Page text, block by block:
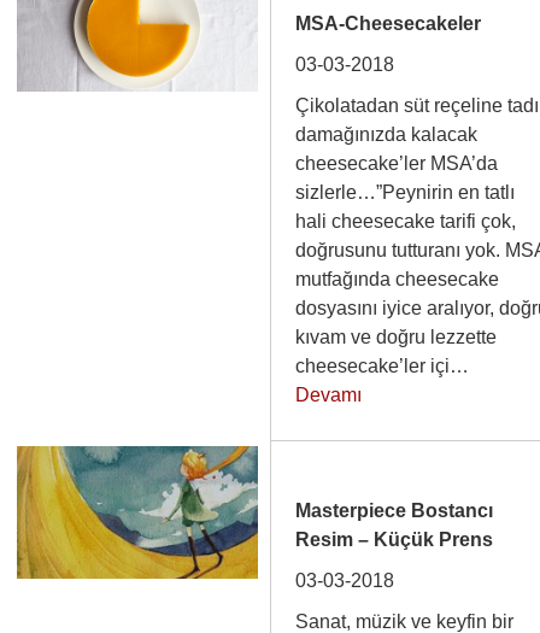
MSA-Cheesecakeler
03-03-2018
Çikolatadan süt reçeline tadı
damağınızda kalacak
cheesecake’ler MSA’da
sizlerle…”Peynirin en tatlı
hali cheesecake tarifi çok,
doğrusunu tutturanı yok.
mutfağında cheesecake
dosyasını iyice aralıyor,
kıvam ve doğru lezzette
cheesecake’ler içi…
Devamı
Masterpiece Bostancı
Resim – Küçük Prens
03-03-2018
Sanat, müzik ve keyfin bir